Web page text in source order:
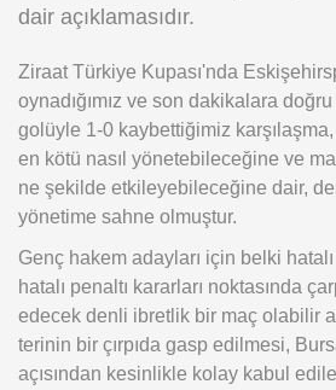
Android
iOS
dair açıklamasıdır.
Ziraat Türkiye Kupası'nda
oynadığımız ve son dakikalara
golüyle 1-0 kaybettiğimiz
en kötü nasıl yönetebileceğine ve
ne şekilde etkileyebileceğine dair,
yönetime sahne olmuştur.
Genç hakem adayları için belki hatalı
hatalı penaltı kararları noktasında
edecek denli ibretlik bir maç olabilir
terinin bir çırpıda gasp edilmesi,
açısından kesinlikle kolay kabul